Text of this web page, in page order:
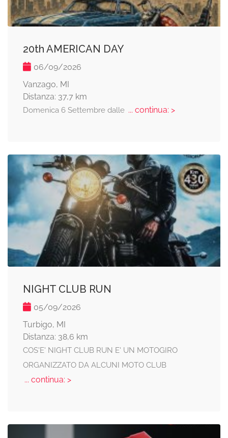
20th AMERICAN DAY
06/09/2026
Vanzago, MI
Distanza: 37,7 km
Domenica 6 Settembre dalle... continua: >
NIGHT CLUB RUN
05/09/2026
Turbigo, MI
Distanza: 38,6 km
COS'E' NIGHT CLUB RUN E' UN MOTOGIRO
ORGANIZZATO DA ALCUNI MOTO CLUB
... continua: >